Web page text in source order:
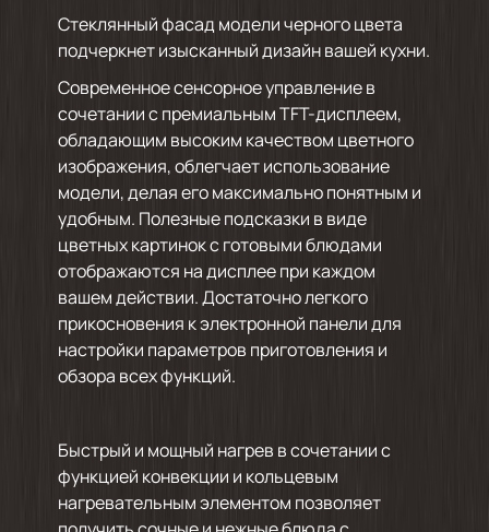
Стеклянный фасад модели черного цвета
подчеркнет изысканный дизайн вашей кухни.
Современное сенсорное управление в
сочетании с премиальным TFT-дисплеем,
обладающим высоким качеством цветного
изображения, облегчает использование
модели, делая его максимально понятным и
удобным. Полезные подсказки в виде
цветных картинок с готовыми блюдами
отображаются на дисплее при каждом
вашем действии. Достаточно легкого
прикосновения к электронной панели для
настройки параметров приготовления и
обзора всех функций.
Быстрый и мощный нагрев в сочетании с
функцией конвекции и кольцевым
нагревательным элементом позволяет